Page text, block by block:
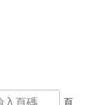
頁